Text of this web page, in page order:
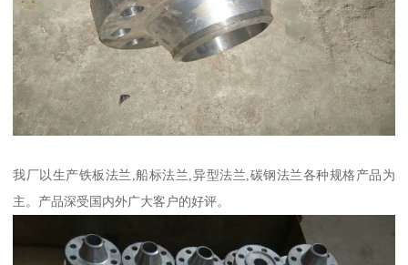
我厂以生产铁板法兰,船标法兰,异型法兰,碳钢法兰各种规格产品为
主。产品深受国内外广大客户的好评。